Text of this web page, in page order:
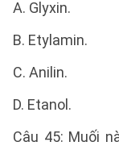
A. Glyxin.
B. Etylamin.
C. Anilin.
D. Etanol.
Câu 45: Muối